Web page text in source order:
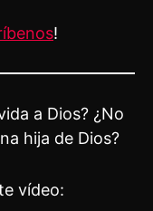
!
a Dios? ¿No
hija de Dios?
vídeo: